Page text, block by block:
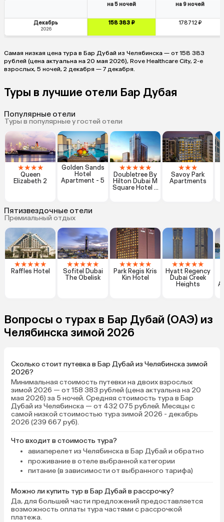
на 5 ночей на 9 ночей
Декабрь
2026
158 383 ₽ 178 712 ₽
Самая низкая цена тура в Бар Дубай из Челябинска — от 158 383
рублей (цена актуальна на 20 мая 2026), Rove Healthcare City, 2-е
взрослых, 5 ночей, 2 декабря — 7 декабря.
Туры в лучшие отели Бар Дубая
Популярные отели
Туры в популярные у гостей отели
★★★★
Queen
Elizabeth 2
Golden Sands
Hotel
Apartment - 5
★★★★★
Doubletree By
Hilton Dubai M
Square Hotel &
★★★
Savoy Park
Apartments
Пятизвездочные отели
Премиальный отдых
★★★★★
Raffles Hotel
★★★★★
Sofitel Dubai
The Obelisk
★★★★★
Park Regis Kris
Kin Hotel
★★★★★
Hyatt Regency
Dubai Creek
Heights
Вопросы о турах в Бар Дубай (ОАЭ) из
Челябинска зимой 2026
Сколько стоит путевка в Бар Дубай из Челябинска зимой
2026?
Минимальная стоимость путевки на двоих взрослых
зимой 2026 — от 158 383 рублей (цена актуальна на 20
мая 2026) за 5 ночей. Средняя стоимость тура в Бар
Дубай из Челябинска — от 432 075 рублей. Месяцы с
самой низкой стоимостью тура зимой 2026 - декабрь
2026 (239 667 руб).
Что входит в стоимость тура?
авиаперелет из Челябинска в Бар Дубай и обратно
проживание в отеле выбранной категории
питание (в зависимости от выбранного тарифа)
Можно ли купить тур в Бар Дубай в рассрочку?
Да, для большей части предложений предоставляется
возможность оплаты тура частями с рассрочкой
платежа.